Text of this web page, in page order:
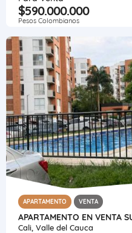
$590.000.000
Pesos Colombianos
APARTAMENTO VENTA
Cali, Valle del Cauca